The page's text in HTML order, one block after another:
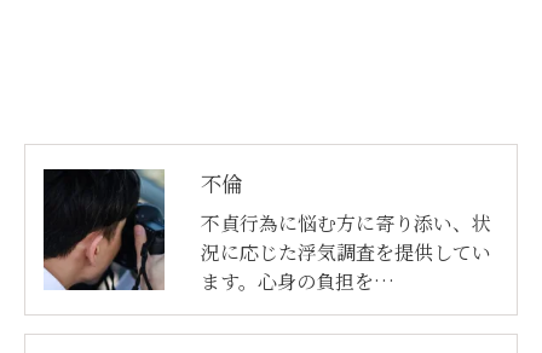
不倫
不貞行為に悩む方に寄り添い、状
況に応じた浮気調査を提供してい
ます。心身の負担を…